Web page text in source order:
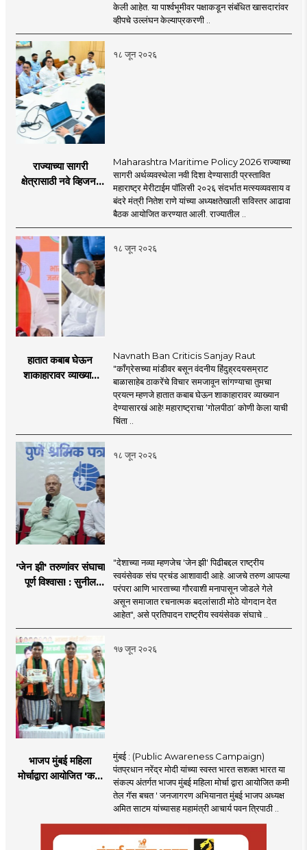
काय सांगतो?
केली आहेत. या पार्श्वभूमीवर पक्षाकडून संबंधित खासदारांवर
व्हीपचे उल्लंघन केल्याप्रकरणी ..
१८ जून २०२६
राज्याच्या सागरी
क्षेत्रासाठी नवे व्हिजन;
प्रस्ताव
Maharashtra Maritime Policy 2026 राज्याच्या
सागरी अर्थव्यवस्थेला नवी दिशा देण्यासाठी प्रस्तावित
महाराष्ट्र मेरीटाईम पॉलिसी २०२६ संदर्भात मत्स्यव्यवसाय व
बंदरे मंत्री नितेश राणे यांच्या अध्यक्षतेखाली सविस्तर आढावा
बैठक आयोजित करण्यात आली. राज्यातील ..
१८ जून २०२६
हातात कबाब घेऊन
शाकाहारावर व्याख्यान
Navnath Ban Criticis Sanjay Raut
"काँग्रेसच्या मांडीवर बसून वंदनीय हिंदुह्रदयसम्राट
बाळासाहेब ठाकरेंचे विचार समजावून सांगण्याचा तुमचा
प्रयत्न म्हणजे हातात कबाब घेऊन शाकाहारावर व्याख्यान
देण्यासारखं आहे! महाराष्ट्राचा ‘गोलपीठा’ कोणी केला याची
चिंता ..
१८ जून २०२६
'जेन झी' तरुणांवर संघाचा
पूर्ण विश्वास! : सुनील
"देशाच्या नव्या म्हणजेच 'जेन झी' पिढीबद्दल राष्ट्रीय
स्वयंसेवक संघ प्रचंड आशावादी आहे. आजचे तरुण आपल्या
परंपरा आणि भारताच्या गौरवाशी मनापासून जोडले गेले
असून समाजात रचनात्मक बदलांसाठी मोठे योगदान देत
आहेत", असे प्रतिपादन राष्ट्रीय स्वयंसेवक संघाचे ..
१७ जून २०२६
भाजप मुंबई महिला
मोर्चाद्वारा आयोजित 'कमी
मुंबई : (Public Awareness Campaign)
पंतप्रधान नरेंद्र मोदी यांच्या स्वस्त भारत सशक्त भारत या
संकल्प अंतर्गत भाजप मुंबई महिला मोर्चा द्वारा आयोजित कमी
तेल गॅस बचत ' जनजागरण अभियानात मुंबई भाजप अध्यक्ष
अमित साटम यांच्यासह महामंत्री आचार्य पवन त्रिपाठी ..